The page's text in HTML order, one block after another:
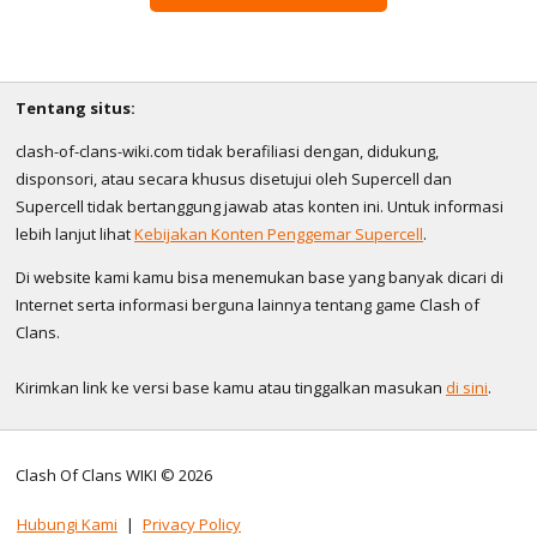
Tentang situs:
clash-of-clans-wiki.com tidak berafiliasi dengan, didukung,
disponsori, atau secara khusus disetujui oleh Supercell dan
Supercell tidak bertanggung jawab atas konten ini. Untuk informasi
lebih lanjut lihatKebijakan Konten Penggemar Supercell.
Di website kami kamu bisa menemukan base yang banyak dicari di
Internet serta informasi berguna lainnya tentang game Clash of
Clans.
Kirimkan link ke versi base kamu atau tinggalkan masukan di sini.
Clash Of Clans WIKI © 2026
Hubungi Kami | Privacy Policy